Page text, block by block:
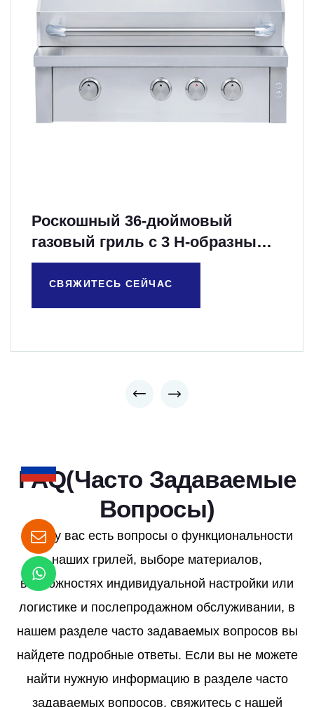
Роскошный 36-дюймовый
газовый гриль с 3 H-образными
литыми горелками
СВЯЖИТЕСЬ СЕЙЧАС
FAQ(Часто Задаваемые
Вопросы)
Если у вас есть вопросы о функциональности
наших грилей, выборе материалов,
возможностях индивидуальной настройки или
логистике и послепродажном обслуживании, в
нашем разделе часто задаваемых вопросов вы
найдете подробные ответы. Если вы не можете
найти нужную информацию в разделе часто
задаваемых вопросов, свяжитесь с нашей